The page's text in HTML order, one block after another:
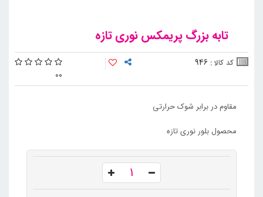
تابه بزرگ پریمکس نوری تازه
کد کالا : 946
00
مقاوم در برابر شوک حرارتی
محصول بلور نوری تازه